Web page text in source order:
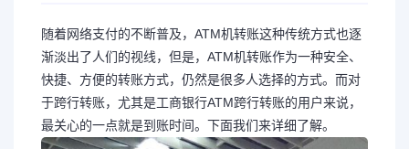
随着网络支付的不断普及，ATM机转账这种传统方式也逐
渐淡出了人们的视线，但是，ATM机转账作为一种安全、
快捷、方便的转账方式，仍然是很多人选择的方式。而对
于跨行转账，尤其是工商银行ATM跨行转账的用户来说，
最关心的一点就是到账时间。下面我们来详细了解。